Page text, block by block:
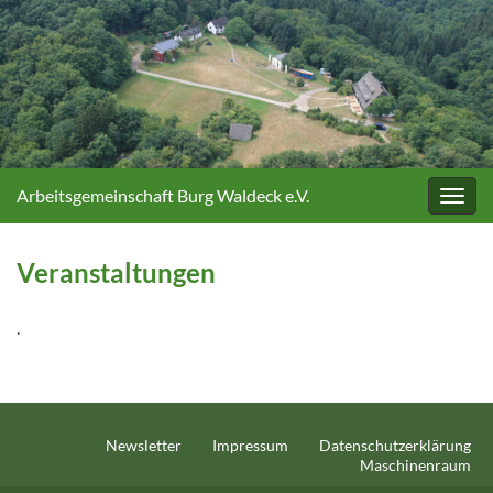
Arbeitsgemeinschaft Burg Waldeck e.V.
Veranstaltungen
.
Newsletter Impressum
Datenschutzerklärung
Maschinenraum